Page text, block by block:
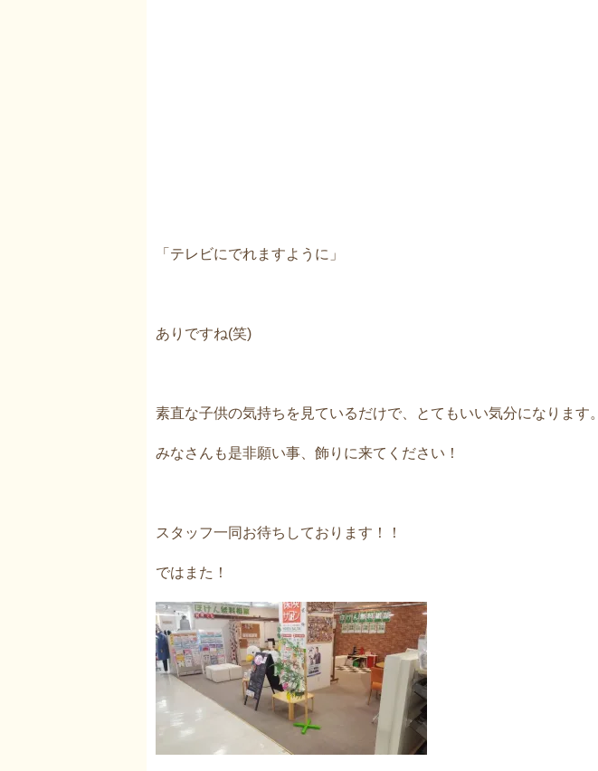
「テレビにでれますように」
ありですね(笑)
素直な子供の気持ちを見ているだけで、とてもいい気分になります。
みなさんも是非願い事、飾りに来てください！
スタッフ一同お待ちしております！！
ではまた！